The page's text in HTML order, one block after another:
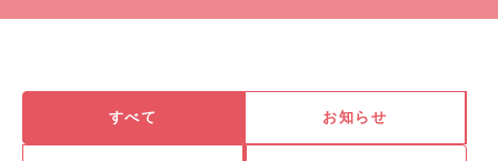
すべて お知らせ